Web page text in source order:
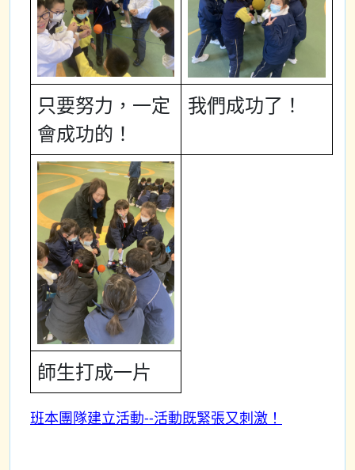
只要努力，一定
會成功的！
我們成功了！
師生打成一片
班本團隊建立活動--活動既緊張又刺激！